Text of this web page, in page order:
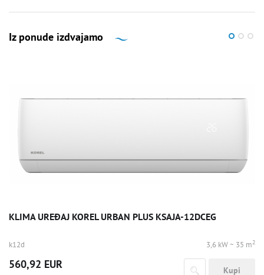
Iz ponude izdvajamo
KLIMA UREĐAJ KOREL URBAN PLUS KSAJA-12DCEG
k12d 3,6 kW ~ 35 m2
560,92 EUR Kupi